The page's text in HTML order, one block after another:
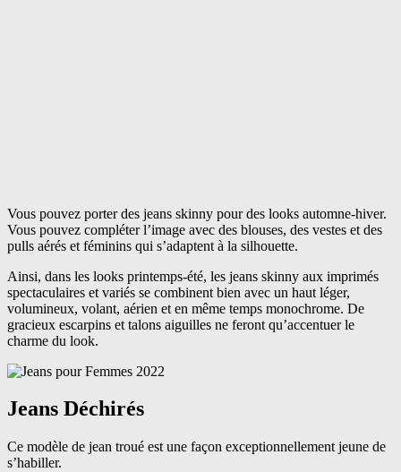
Vous pouvez porter des jeans skinny pour des looks automne-hiver.
Vous pouvez compléter l’image avec des blouses, des vestes et des
pulls aérés et féminins qui s’adaptent à la silhouette.
Ainsi, dans les looks printemps-été, les jeans skinny aux imprimés
spectaculaires et variés se combinent bien avec un haut léger,
volumineux, volant, aérien et en même temps monochrome. De
gracieux escarpins et talons aiguilles ne feront qu’accentuer le
charme du look.
Jeans Déchirés
Ce modèle de jean troué est une façon exceptionnellement jeune de
s’habiller.